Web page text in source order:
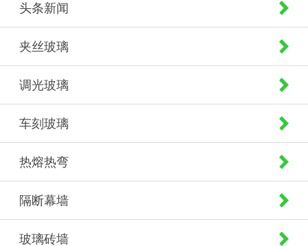
头条新闻
夹丝玻璃
调光玻璃
车刻玻璃
热熔热弯
隔断幕墙
玻璃砖墙